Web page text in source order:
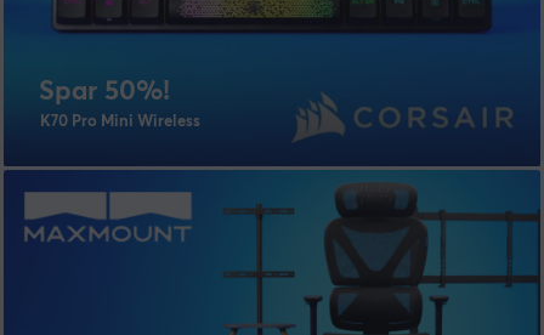
Spar 50%!
K70 Pro Mini Wireless